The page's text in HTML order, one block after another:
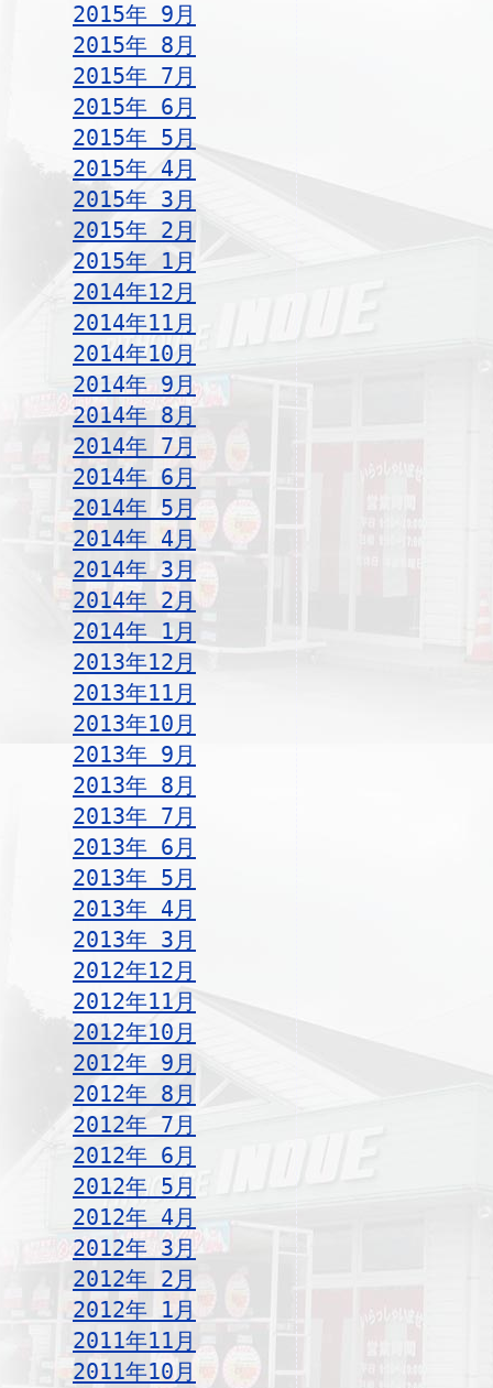
2015年 9月
2015年 8月
2015年 7月
2015年 6月
2015年 5月
2015年 4月
2015年 3月
2015年 2月
2015年 1月
2014年12月
2014年11月
2014年10月
2014年 9月
2014年 8月
2014年 7月
2014年 6月
2014年 5月
2014年 4月
2014年 3月
2014年 2月
2014年 1月
2013年12月
2013年11月
2013年10月
2013年 9月
2013年 8月
2013年 7月
2013年 6月
2013年 5月
2013年 4月
2013年 3月
2012年12月
2012年11月
2012年10月
2012年 9月
2012年 8月
2012年 7月
2012年 6月
2012年 5月
2012年 4月
2012年 3月
2012年 2月
2012年 1月
2011年11月
2011年10月